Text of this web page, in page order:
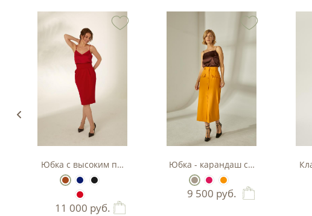
Юбка с высоким поясом
11 000 руб.
Юбка - карандаш с
9 500 руб.